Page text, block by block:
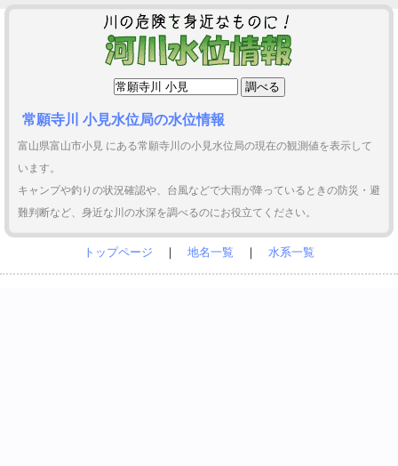
常願寺川 小見水位局の水位情報
富山県富山市小見 にある常願寺川の小見水位局の現在の観測値を表示して
います。
キャンプや釣りの状況確認や、台風などで大雨が降っているときの防災・避
難判断など、身近な川の水深を調べるのにお役立てください。
トップページ ｜ 地名一覧 ｜ 水系一覧